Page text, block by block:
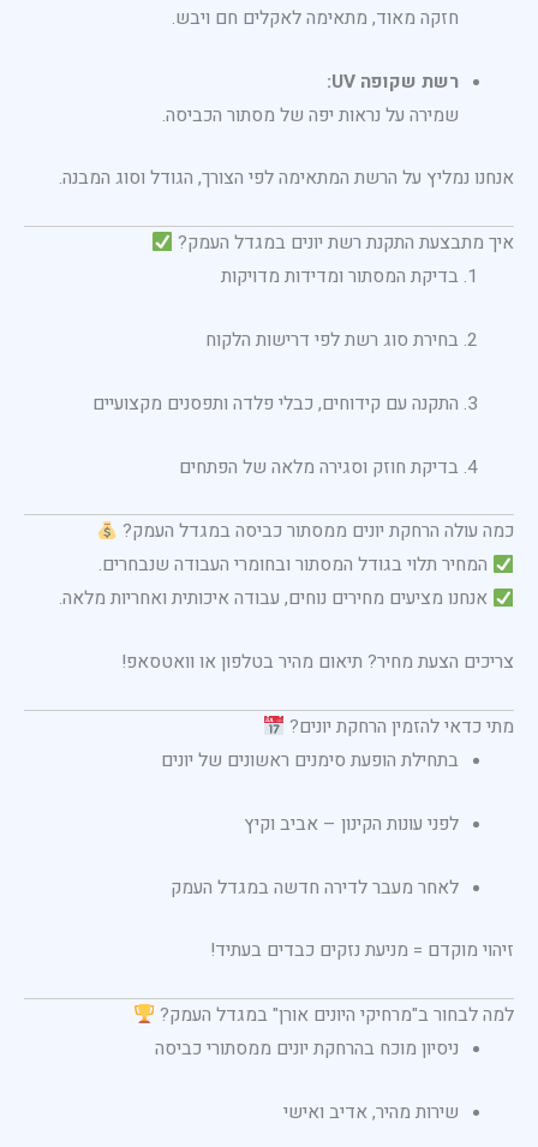
חזקה מאוד, מתאימה לאקלים חם ויבש.
רשת שקופה UV:
שמירה על נראות יפה של מסתור הכביסה.
אנחנו נמליץ על הרשת המתאימה לפי הצורך, הגודל וסוג המבנה.
איך מתבצעת התקנת רשת יונים במגדל העמק?
בדיקת המסתור ומדידות מדויקות
בחירת סוג רשת לפי דרישות הלקוח
התקנה עם קידוחים, כבלי פלדה ותפסנים מקצועיים
בדיקת חוזק וסגירה מלאה של הפתחים
כמה עולה הרחקת יונים ממסתור כביסה במגדל העמק?
המחיר תלוי בגודל המסתור ובחומרי העבודה שנבחרים.
אנחנו מציעים מחירים נוחים, עבודה איכותית ואחריות מלאה.
צריכים הצעת מחיר? תיאום מהיר בטלפון או וואטסאפ!
מתי כדאי להזמין הרחקת יונים?
בתחילת הופעת סימנים ראשונים של יונים
לפני עונות הקינון – אביב וקיץ
לאחר מעבר לדירה חדשה במגדל העמק
זיהוי מוקדם = מניעת נזקים כבדים בעתיד!
למה לבחור ב"מרחיקי היונים אורן" במגדל העמק?
ניסיון מוכח בהרחקת יונים ממסתורי כביסה
שירות מהיר, אדיב ואישי